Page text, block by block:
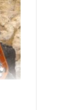
ص
ر
ي
ح
ا
ت
ت
ل